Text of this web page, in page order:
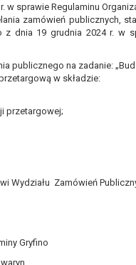
w sprawie Regulaminu
zamówień publicznych,
z dnia 19 grudnia 2024 r. w
publicznego na zadanie:
w składzie:
przetargowej;
Wydziału Zamówień
Gryfino
powierzonej
zgody w zakresie i
innym upoważnionym
umowy powierzenia
zebrane oraz zgodnie z
odbywa się do
się przez okres
wyrażenia
przez okres wynikający
do celów